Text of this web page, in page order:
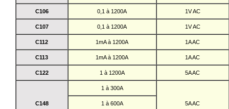
C106 0,1 à 1200A 1V AC
C107 0,1 à 1200A 1V AC
C112 1mA à 1200A 1A AC
C113 1mA à 1200A 1A AC
C122 1 à 1200A 5A AC
C148
1 à 300A
5A AC
1 à 600A